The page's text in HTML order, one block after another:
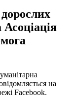
на
Facebook.